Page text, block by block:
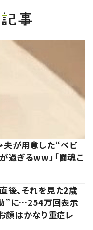
夫が用意した“ベビ
過ぎるww」「闘魂こ
後、それを見た2歳
”に…254万回表示
お顔はかなり重症レ